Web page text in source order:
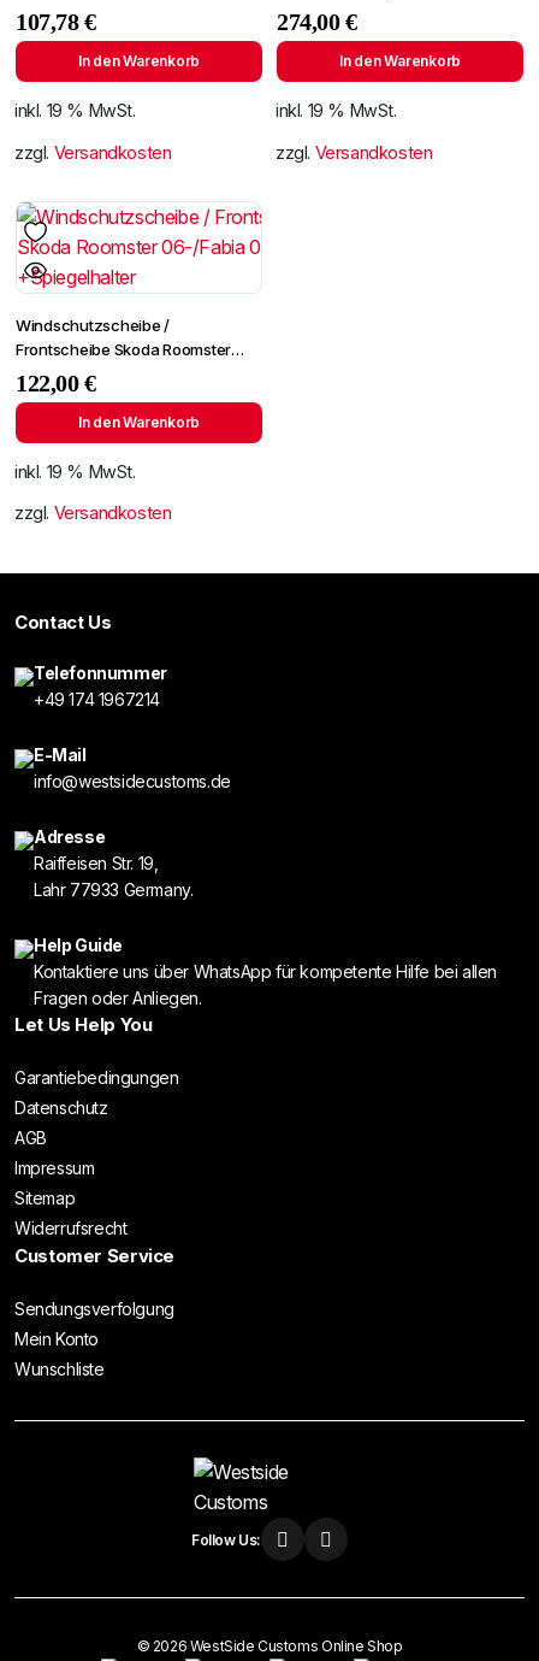
+SPF
107,78€
In den Warenkorb
inkl. 19 % MwSt.
zzgl. Versandkosten
274,00€
In den Warenkorb
inkl. 19 % MwSt.
zzgl. Versandkosten
Windschutzscheibe /
Frontscheibe Skoda Roomster
06-/Fabia 07- +Spiegelhalter
122,00€
In den Warenkorb
inkl. 19 % MwSt.
zzgl. Versandkosten
Contact Us
Telefonnummer
+49 174 1967214
E-Mail
info@westsidecustoms.de
Adresse
Raiffeisen Str. 19,
Lahr 77933 Germany.
Help Guide
Kontaktiere uns über WhatsApp für kompetente Hilfe bei allen
Fragen oder Anliegen.
Let Us Help You
Garantiebedingungen
Datenschutz
AGB
Impressum
Sitemap
Widerrufsrecht
Customer Service
Sendungsverfolgung
Mein Konto
Wunschliste
Follow Us:
© 2026 WestSide Customs Online Shop